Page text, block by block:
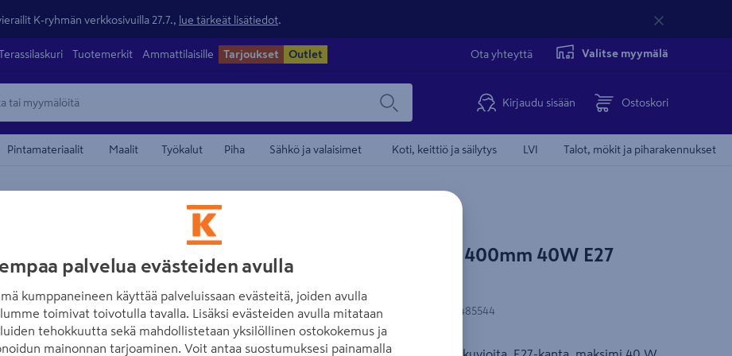
K-ryhmän verkkosivuilla 27.7., lue tärkeät lisätiedot
Tuotemerkit Ammattilaisille Tarjoukset Outlet Ota yhteyttä Valitse myymälä
Kirjaudu sisään Ostoskori
Pintamateriaalit Maalit Työkalut Piha Sähkö ja valaisimet Koti, keittiö ja säilytys LVI Talot, mökit ja piharakennukset
maamerkistä
Riippuvalaisin Cello Heavy 400mm 40W E27
Tuotenumero: 501981660 EAN-koodi 6438313485544
palvelua evästeiden avulla
kumppaneineen käyttää palveluissaan evästeitä, joiden avulla
toimivat toivotulla tavalla. Lisäksi evästeiden avulla mitataan
tehokkuutta sekä mahdollistetaan yksilöllinen ostokokemus ja
mainonnan tarjoaminen. Voit antaa suostumuksesi painamalla